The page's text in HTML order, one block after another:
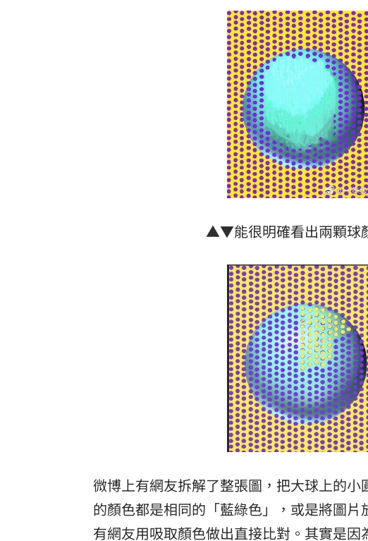
▲▼能很明確看出兩顆球
微博上有網友拆解了整張圖，把大球上的
的顏色都是相同的「藍綠色」，或是將圖
有網友用吸取顏色做出直接比對。其實是